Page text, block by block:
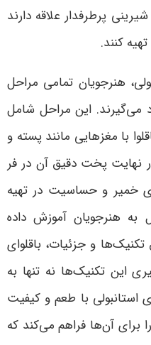
پرطرفدار علاقه دارند
کنند.
هنرجویان تمامی مراحل
می‌گیرند. این مراحل شامل
با مغزهایی مانند پسته و
پخت دقیق آن در فر
خمیر و حساسیت در تهیه
به هنرجویان آموزش داده
و جزئیات، باقلوای
این تکنیک‌ها نه تنها به
استانبولی با طعم و کیفیت
برای آن‌ها فراهم می‌کند که